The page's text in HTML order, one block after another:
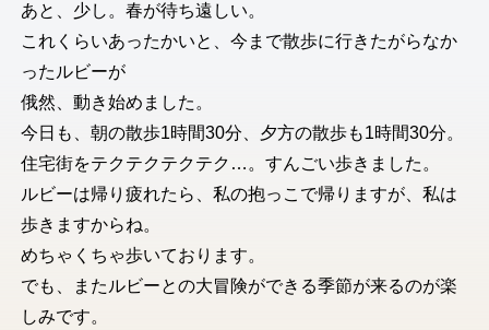
あと、少し。春が待ち遠しい。
これくらいあったかいと、今まで散歩に行きたがらなか
ったルビーが
俄然、動き始めました。
今日も、朝の散歩1時間30分、夕方の散歩も1時間30分。
住宅街をテクテクテクテク…。すんごい歩きました。
ルビーは帰り疲れたら、私の抱っこで帰りますが、私は
歩きますからね。
めちゃくちゃ歩いております。
でも、またルビーとの大冒険ができる季節が来るのが楽
しみです。